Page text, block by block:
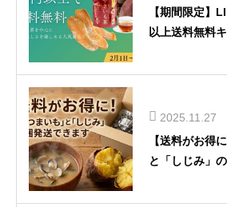
【期間限定】
以上送料無料
2025.11.27
【送料がお得
と「しじみ」